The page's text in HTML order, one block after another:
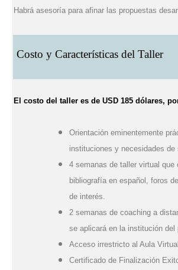
Habrá asesoría para afinar las propuestas
Costo y Características del Taller
El costo del taller es de USD 185 dólares,
Orientación eminentemente
instituciones y necesidades de
4 semanas de taller virtual que
bibliografía en español, foros
de interés.
2 semanas de coaching a
se aplicará en la institución del
Acceso irrestricto al Aula
Certificado de Finalización